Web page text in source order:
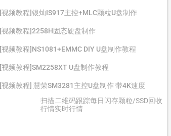
[视频教程]银灿IS917主控+MLC颗粒U盘制作
[视频教程]2258H固态硬盘制作
[视频教程]NS1081+EMMC DIY U盘制作教程
[视频教程]SM2258XT U盘制作教程
[视频教程] 慧荣SM3281主控U盘制作 带4K速度
扫描二维码跟踪每日闪存颗粒/SSD回收
行情实时行情